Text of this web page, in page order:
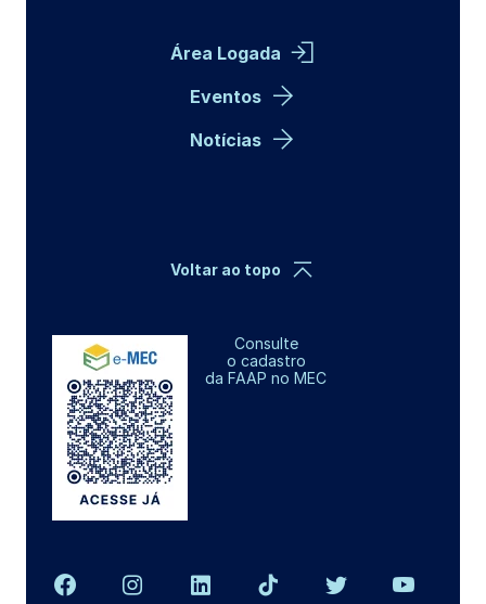
Área Logada
Eventos
Notícias
Consulte
o cadastro
da FAAP no MEC
Voltar ao topo